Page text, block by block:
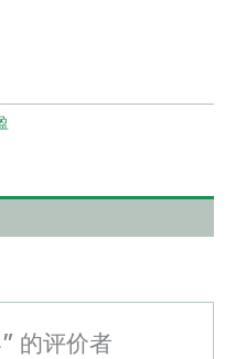
的评价者